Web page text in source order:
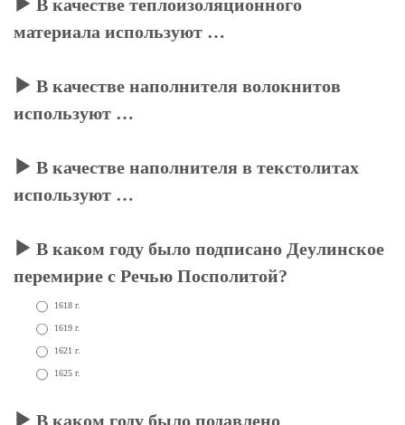
В качестве теплоизоляционного
материала используют …
В качестве наполнителя волокнитов
используют …
В качестве наполнителя в текстолитах
используют …
В каком году было подписано Деулинское
перемирие с Речью Посполитой?
1618 г.
1619 г.
1621 г.
1625 г.
В каком году было подавлено